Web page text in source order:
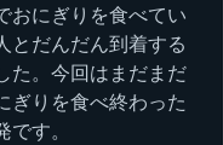
おにぎりを食べてい
とだんだん到着する
た。今回はまだまだ
ぎりを食べ終わった
す。